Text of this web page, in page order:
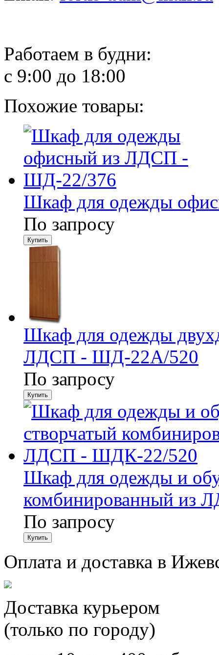
Работаем в будни:
с 9:00 до 18:00
Похожие товары:
Шкаф для одежды
По запросу
Шкаф для одежды
ЛДСП - ШД-22А/520
По запросу
Шкаф для одежды и
комбинированный
По запросу
Оплата и доставка в
Доставка курьером
(только по городу)